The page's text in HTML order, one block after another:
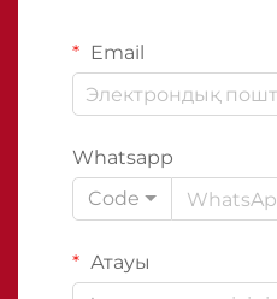
Email
Whatsapp
Code
Атауы